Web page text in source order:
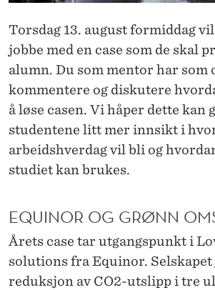
Torsdag 13. august formiddagvil
jobbe med en case som de skal
alumn. Du som mentor har som
kommentere og diskutere
å løse casen. Vi håper dette kan
studentene litt mer innsikt i
arbeidshverdag vil bli og
studiet kan brukes.
EQUINOR OG GRØNN
Årets case tar utgangspunkt i
solutions fra Equinor. Selskapet
reduksjon av CO2-utslipp i tre